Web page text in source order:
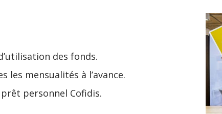
des fonds.
les mensualités à l’avance.
personnel Cofidis.